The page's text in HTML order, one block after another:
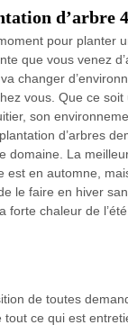
d’arbre
pour planter
que vous venez
changer
vous. Que ce soit
son
d’arbres
domaine. La
est en automne,
le faire en hiver
forte chaleur de l’été.
de toutes
ce qui est